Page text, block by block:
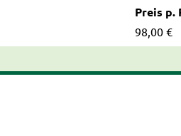
Preis p.
98,00 €